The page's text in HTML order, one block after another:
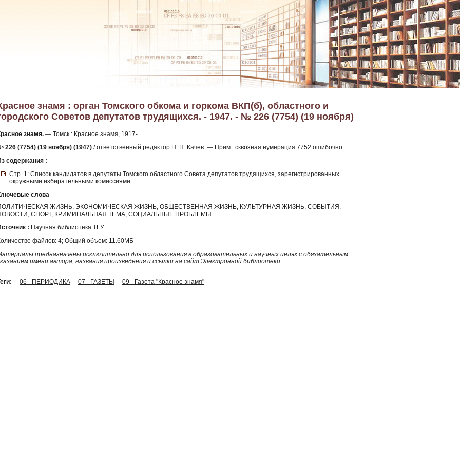
знамя : орган Томского обкома и горкома ВКП(б), областного и
Советов депутатов трудящихся. - 1947. - № 226 (7754) (19 ноября)
знамя. — Томск : Красное знамя, 1917-.
226 (7754) (19 ноября) (1947) / ответственный редактор П. Н. Качев. — Прим.: сквозная нумерация 7752 ошибочно.
содержания :
Стр. 1: Список кандидатов в депутаты Томского областного Совета депутатов трудящихся, зарегистрированных
окружными избирательными комиссиями.
слова
ЖИЗНЬ, ЭКОНОМИЧЕСКАЯ ЖИЗНЬ, ОБЩЕСТВЕННАЯ ЖИЗНЬ, КУЛЬТУРНАЯ ЖИЗНЬ, СОБЫТИЯ,
СПОРТ, КРИМИНАЛЬНАЯ ТЕМА, СОЦИАЛЬНЫЕ ПРОБЛЕМЫ
: Научная библиотека ТГУ.
файлов: 4; Общий объем: 11.60МБ
предназначены исключительно для использования в образовательных и научных целях с обязательным
имени автора, названия произведения и ссылки на сайт Электронной библиотеки.
06 - ПЕРИОДИКА 07 - ГАЗЕТЫ 09 - Газета "Красное знамя"